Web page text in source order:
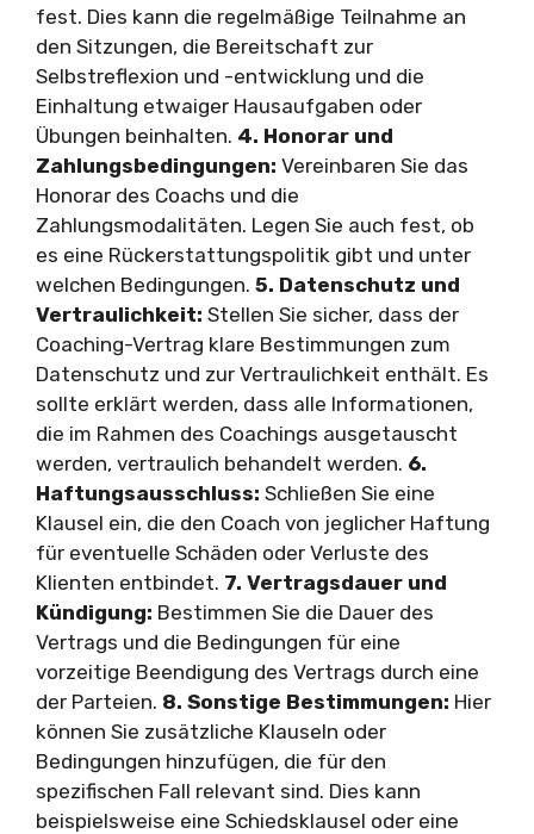
fest. Dies kann die regelmäßige Teilnahme an
den Sitzungen, die Bereitschaft zur
Selbstreflexion und -entwicklung und die
Einhaltung etwaiger Hausaufgaben oder
Übungen beinhalten. 4. Honorar und
Zahlungsbedingungen: Vereinbaren Sie das
Honorar des Coachs und die
Zahlungsmodalitäten. Legen Sie auch fest, ob
es eine Rückerstattungspolitik gibt und unter
welchen Bedingungen. 5. Datenschutz und
Vertraulichkeit: Stellen Sie sicher, dass der
Coaching-Vertrag klare Bestimmungen zum
Datenschutz und zur Vertraulichkeit enthält. Es
sollte erklärt werden, dass alle Informationen,
die im Rahmen des Coachings ausgetauscht
werden, vertraulich behandelt werden. 6.
Haftungsausschluss: Schließen Sie eine
Klausel ein, die den Coach von jeglicher Haftung
für eventuelle Schäden oder Verluste des
Klienten entbindet. 7. Vertragsdauer und
Kündigung: Bestimmen Sie die Dauer des
Vertrags und die Bedingungen für eine
vorzeitige Beendigung des Vertrags durch eine
der Parteien. 8. Sonstige Bestimmungen: Hier
können Sie zusätzliche Klauseln oder
Bedingungen hinzufügen, die für den
spezifischen Fall relevant sind. Dies kann
beispielsweise eine Schiedsklausel oder eine